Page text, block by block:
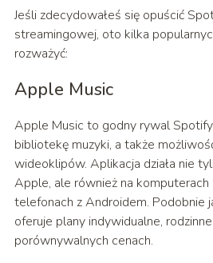
Jeśli zdecydowałeś się opuścić
streamingowej, oto kilka
rozważyć:
Apple Music
Apple Music to godny rywal
bibliotekę muzyki, a także
wideoklipów. Aplikacja działa nie
Apple, ale również na
telefonach z Androidem. Podobnie
oferuje plany indywidualne,
porównywalnych cenach.